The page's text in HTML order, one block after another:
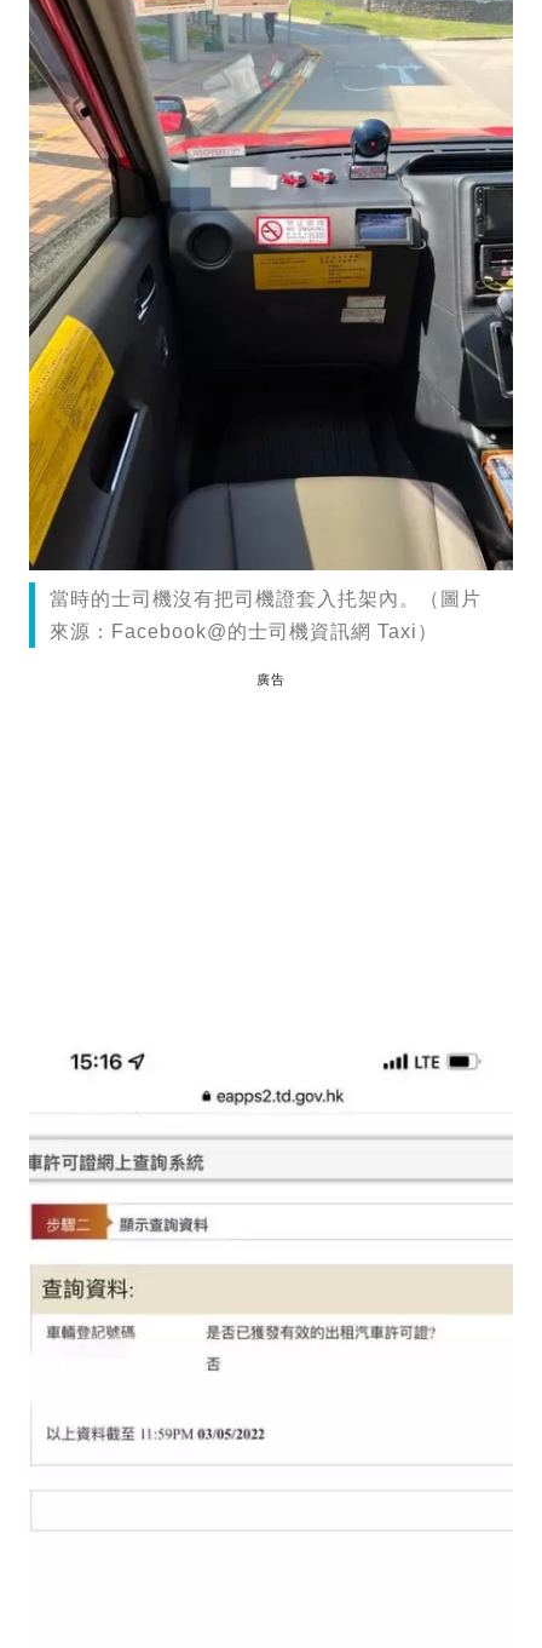
當時的士司機沒有把司機證套入扥架內。（圖片
來源：Facebook@的士司機資訊網 Taxi）
廣告